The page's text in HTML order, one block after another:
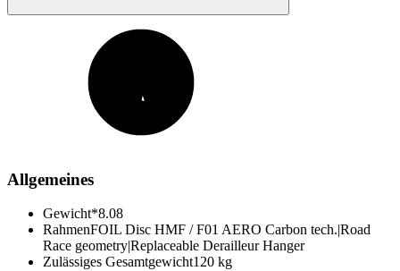
Allgemeines
Gewicht*8.08
RahmenFOIL Disc HMF / F01 AERO Carbon tech.|Road
Race geometry|Replaceable Derailleur Hanger
Zulässiges Gesamtgewicht120 kg